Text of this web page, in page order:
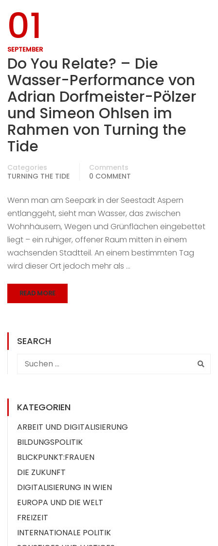
01
SEPTEMBER
Do You Relate? – Die
Wasser-Performance von
Adrian Dorfmeister-Pölzer
und Simeon Ohlsen im
Rahmen von Turning the
Tide
Categories
TURNING THE TIDE
Comments
0 COMMENT
Wenn man am Seepark in der Seestadt Aspern
entlanggeht, sieht man Wasser, das zwischen
Wohnhäusern, Wegen und Grünflächen eingebettet
liegt – ein ruhiger, offener Raum mitten in einem
wachsenden Stadtteil. An einem bestimmten Tag
wird dieser Ort jedoch mehr als …
READ MORE
SEARCH
KATEGORIEN
ARBEIT UND DIGITALISIERUNG
BILDUNGSPOLITIK
BLICKPUNKT:FRAUEN
DIE ZUKUNFT
DIGITALISIERUNG IN WIEN
EUROPA UND DIE WELT
FREIZEIT
INTERNATIONALE POLITIK